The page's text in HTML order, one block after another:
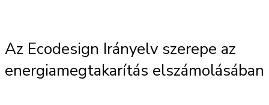
Az Ecodesign Irányelv szerepe az
energiamegtakarítás elszámolásában